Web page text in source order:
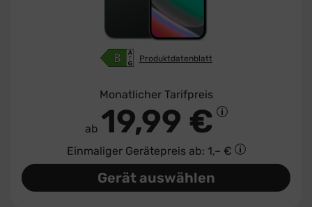
Produktdatenblatt
Monatlicher Tarifpreis
ab 19,99 €
Einmaliger Gerätepreis ab: 1,– €
Gerät auswählen